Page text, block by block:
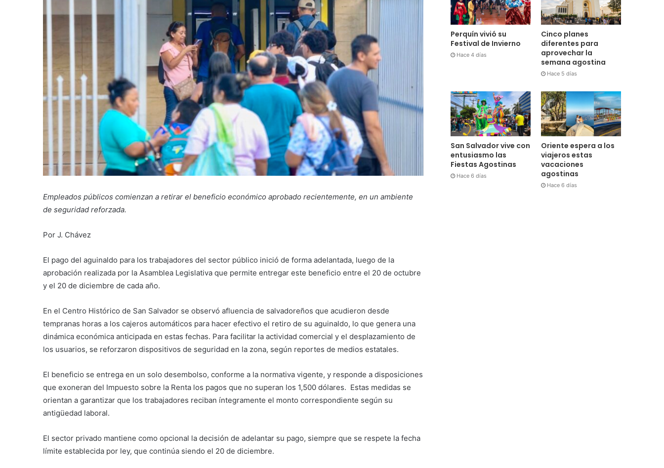
Empleados públicos comienzan a retirar el beneficio económico aprobado recientemente, en un ambiente
de seguridad reforzada.
Por J. Chávez
El pago del aguinaldo para los trabajadores del sector público inició de forma adelantada, luego de la
aprobación realizada por la Asamblea Legislativa que permite entregar este beneficio entre el 20 de octubre
y el 20 de diciembre de cada año.
En el Centro Histórico de San Salvador se observó afluencia de salvadoreños que acudieron desde
tempranas horas a los cajeros automáticos para hacer efectivo el retiro de su aguinaldo, lo que genera una
dinámica económica anticipada en estas fechas. Para facilitar la actividad comercial y el desplazamiento de
los usuarios, se reforzaron dispositivos de seguridad en la zona, según reportes de medios estatales.
El beneficio se entrega en un solo desembolso, conforme a la normativa vigente, y responde a disposiciones
que exoneran del Impuesto sobre la Renta los pagos que no superan los 1,500 dólares. Estas medidas se
orientan a garantizar que los trabajadores reciban íntegramente el monto correspondiente según su
antigüedad laboral.
El sector privado mantiene como opcional la decisión de adelantar su pago, siempre que se respete la fecha
límite establecida por ley, que continúa siendo el 20 de diciembre.
combustibles
Perquín vivió su
Festival de Invierno
Hace 4 días
Cinco planes
diferentes para
aprovechar la
semana agostina
Hace 5 días
San Salvador vive con
entusiasmo las
Fiestas Agostinas
Hace 6 días
Oriente espera a los
viajeros estas
vacaciones
agostinas
Hace 6 días